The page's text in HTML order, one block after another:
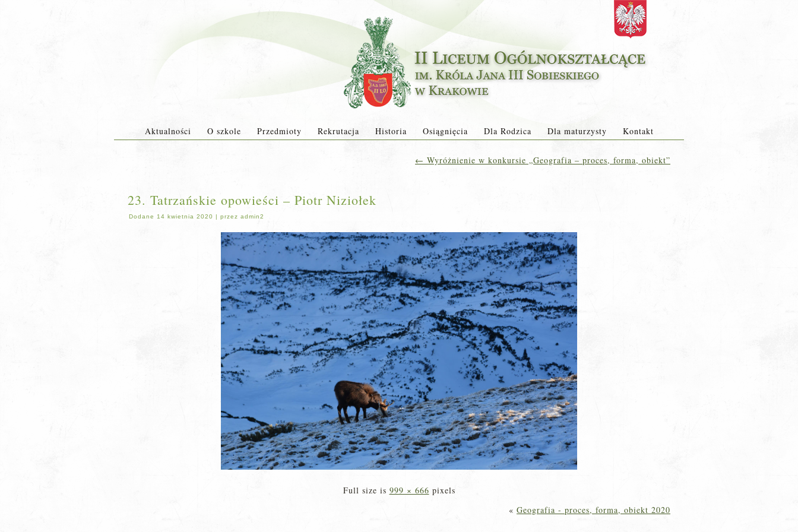
Aktualności O szkole Przedmioty Rekrutacja Historia Osiągnięcia Dla Rodzica Dla maturzysty Kontakt
← Wyróżnienie w konkursie „Geografia – proces, forma, obiekt”
23. Tatrzańskie opowieści – Piotr Niziołek
Dodane 14 kwietnia 2020 | przez admin2
Full size is 999 × 666 pixels
« Geografia - proces, forma, obiekt 2020